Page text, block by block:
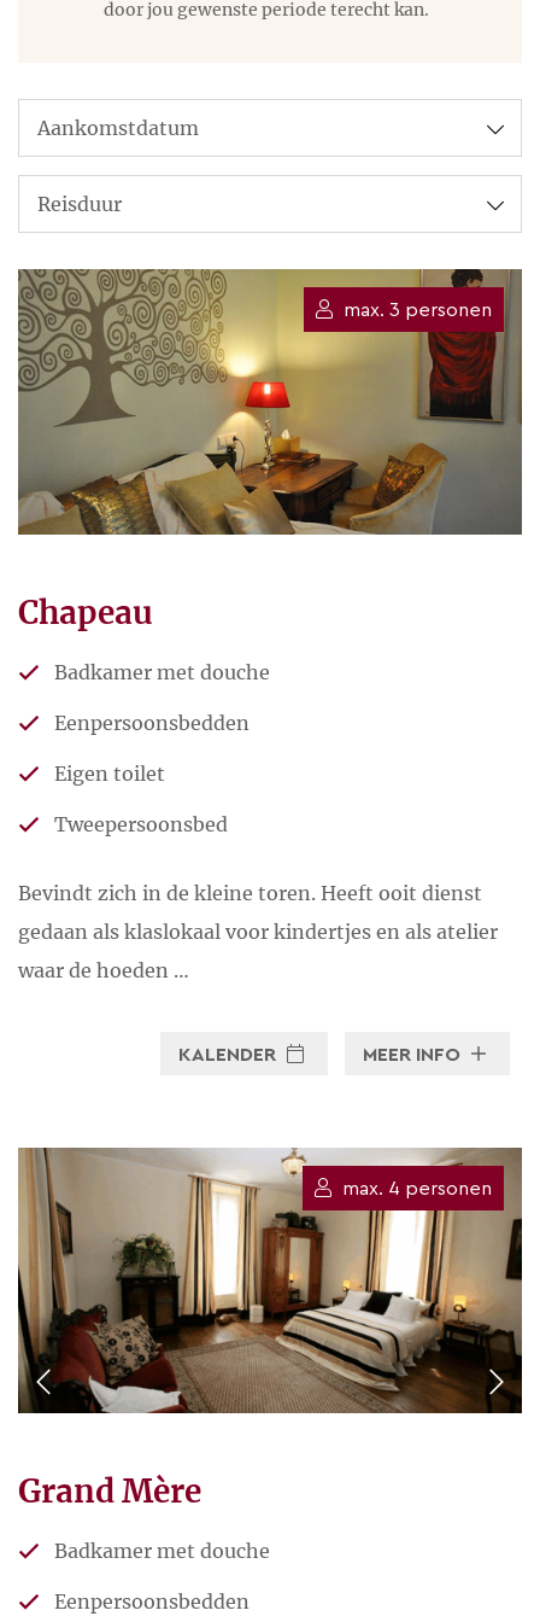
de mogelijkheden.
door jou gewenste periode terecht kan.
max. 3 personen
Chapeau
Badkamer met douche
Eenpersoonsbedden
Eigen toilet
Tweepersoonsbed
Bevindt zich in de kleine toren. Heeft ooit dienst
gedaan als klaslokaal voor kindertjes en als atelier
waar de hoeden …
KALENDER MEER INFO
max. 4 personen
Grand Mère
Badkamer met douche
Eenpersoonsbedden